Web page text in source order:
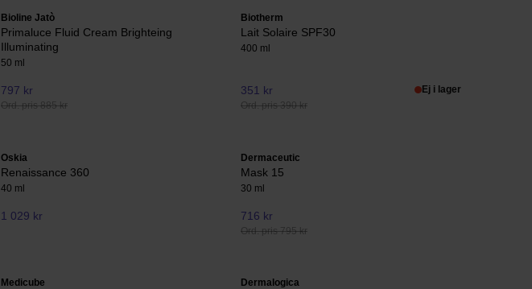
Bioline Jatò
Primaluce Fluid Cream Brighteing
Illuminating
50 ml
797 kr
Ord. pris 885 kr
Biotherm
Lait Solaire SPF30
400 ml
351 kr
Ord. pris 390 kr
Ej i lager
Oskia
Renaissance 360
40 ml
1 029 kr
Dermaceutic
Mask 15
30 ml
716 kr
Ord. pris 795 kr
Medicube Dermalogica